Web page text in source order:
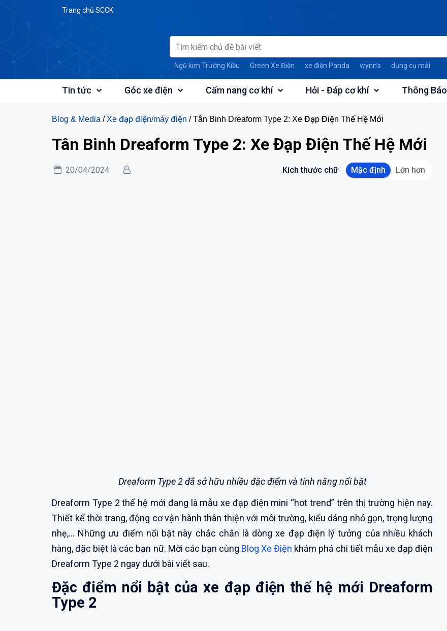
Trang chủ SCCK
Ngũ kim Trường Kiều Green Xe Điện xe điện Panda wynn's dụng cụ mài
Tin tức Góc xe điện Cẩm nang cơ khí Hỏi - Đáp cơ khí Thông Báo
Blog & Media /Xe đạp điện/máy điện / Tân Binh Dreaform Type 2: Xe Đạp Điện Thế Hệ Mới
Tân Binh Dreaform Type 2: Xe Đạp Điện Thế Hệ Mới
20/04/2024 Kích thước chữ Mặc định Lớn hơn
Dreaform Type 2 đã sở hữu nhiều đặc điểm và tính năng nổi bật
Dreaform Type 2 thể hệ mới đang là mẫu xe đạp điện mini “hot trend” trên thị trường hiện nay.
Thiết kế thời trang, động cơ vận hành thân thiện với môi trường, kiểu dáng nhỏ gọn, trọng lượng
nhẹ,... Những ưu điểm nổi bật này chắc chắn là dòng xe đạp điện lý tưởng của nhiều khách
hàng, đặc biệt là các bạn nữ. Mời các bạn cùng Blog Xe Điện khám phá chi tiết mẫu xe đạp điện
Dreaform Type 2 ngay dưới bài viết sau.
Đặc điểm nổi bật của xe đạp điện thế hệ mới Dreaform
Type 2